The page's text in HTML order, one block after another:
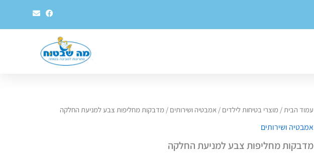
F
a
b
o
o
k
E
n
עמוד הבית/ מוצרי בטיחות לילדים / אמבטיה ושירותים / מדבקות מחליפות צבע למניעת החלקה
אמבטיה ושירותים
מדבקות מחליפות צבע למניעת החלקה
כמות
מדבקות
צבע